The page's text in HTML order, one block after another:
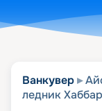
Ванкувер
ледник